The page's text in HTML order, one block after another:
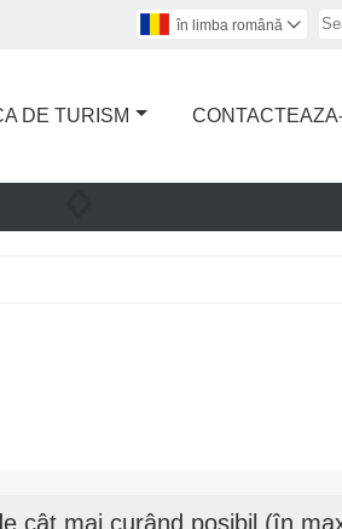
în limba română 
DE TURISM
cât mai curând posibil (în